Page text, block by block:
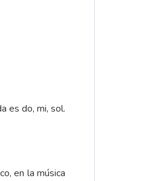
es do, mi, sol.
en la música